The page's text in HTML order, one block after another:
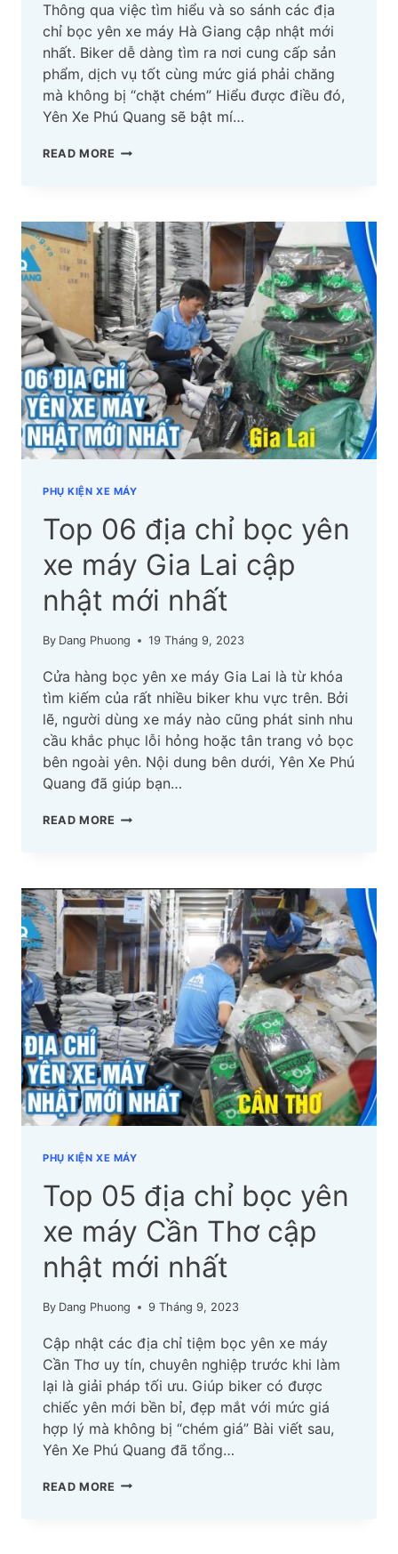
Thông qua việc tìm hiểu và so sánh các địa
chỉ bọc yên xe máy Hà Giang cập nhật mới
nhất. Biker dễ dàng tìm ra nơi cung cấp sản
phẩm, dịch vụ tốt cùng mức giá phải chăng
mà không bị “chặt chém” Hiểu được điều đó,
Yên Xe Phú Quang sẽ bật mí…
READ MORE TOP
BỌC
YÊN
XE
MÁY
HÀ
GIANG
CẬP
NHẬT
MỚI
NHẤT
PHỤ KIỆN XE MÁY
Top 06 địa chỉ bọc yên
xe máy Gia Lai cập
nhật mới nhất
By Dang Phuong 19 Tháng 9, 2023
Cửa hàng bọc yên xe máy Gia Lai là từ khóa
tìm kiếm của rất nhiều biker khu vực trên. Bởi
lẽ, người dùng xe máy nào cũng phát sinh nhu
cầu khắc phục lỗi hỏng hoặc tân trang vỏ bọc
bên ngoài yên. Nội dung bên dưới, Yên Xe Phú
Quang đã giúp bạn…
READ MORE TOP
BỌC
YÊN
XE
MÁY
GIA
LAI
CẬP
NHẬT
MỚI
NHẤT
PHỤ KIỆN XE MÁY
Top 05 địa chỉ bọc yên
xe máy Cần Thơ cập
nhật mới nhất
By Dang Phuong 9 Tháng 9, 2023
Cập nhật các địa chỉ tiệm bọc yên xe máy
Cần Thơ uy tín, chuyên nghiệp trước khi làm
lại là giải pháp tối ưu. Giúp biker có được
chiếc yên mới bền bỉ, đẹp mắt với mức giá
hợp lý mà không bị “chém giá” Bài viết sau,
Yên Xe Phú Quang đã tổng…
READ MORE TOP